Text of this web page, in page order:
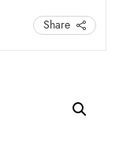
Share